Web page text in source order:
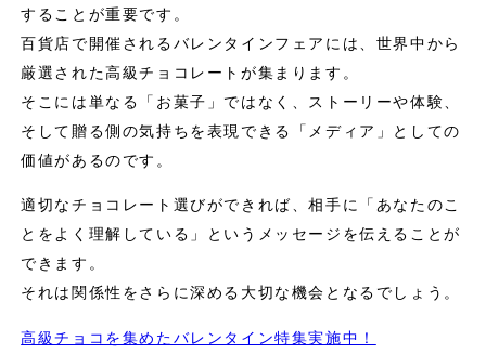
することが重要です。
百貨店で開催されるバレンタインフェアには、世界中から
厳選された高級チョコレートが集まります。
そこには単なる「お菓子」ではなく、ストーリーや体験、
そして贈る側の気持ちを表現できる「メディア」としての
価値があるのです。
適切なチョコレート選びができれば、相手に「あなたのこ
とをよく理解している」というメッセージを伝えることが
できます。
それは関係性をさらに深める大切な機会となるでしょう。
高級チョコを集めたバレンタイン特集実施中！